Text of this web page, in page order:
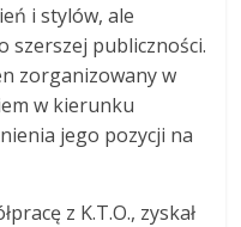
i stylów, ale
szerszej publiczności.
zorganizowany w
w kierunku
jego pozycji na
z K.T.O., zyskał